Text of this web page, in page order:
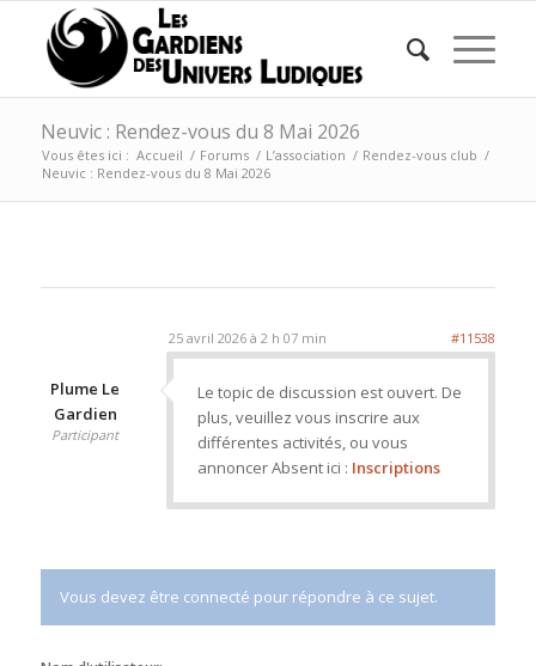
Neuvic : Rendez-vous du 8 Mai 2026
Vous êtes ici : Accueil / Forums / L’association / Rendez-vous club /
Neuvic : Rendez-vous du 8 Mai 2026
25 avril 2026 à 2 h 07 min #11538
Plume Le
Gardien
Participant
Le topic de discussion est ouvert. De
plus, veuillez vous inscrire aux
différentes activités, ou vous
annoncer Absent ici : Inscriptions
Vous devez être connecté pour répondre à ce sujet.